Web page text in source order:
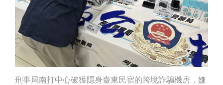
刑事局南打中心破獲隱身臺東民宿的跨境詐騙機房，嫌